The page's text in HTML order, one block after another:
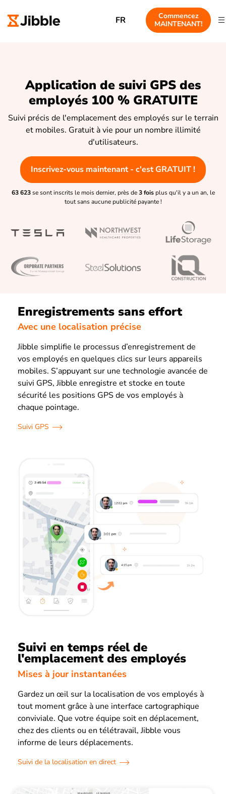
FR
Commencez
MAINTENANT!
Application de suivi GPS des
employés 100 % GRATUITE
Suivi précis de l'emplacement des employés sur le terrain
et mobiles. Gratuit à vie pour un nombre illimité
d'utilisateurs.
Inscrivez-vous maintenant - c'est GRATUIT !
63 623 se sont inscrits le mois dernier, près de 3 fois plus qu'il y a un an, le
tout sans aucune publicité payante !
Enregistrements sans effort
Avec une localisation précise
Jibble simplifie le processus d’enregistrement de
vos employés en quelques clics sur leurs appareils
mobiles. S’appuyant sur une technologie avancée de
suivi GPS, Jibble enregistre et stocke en toute
sécurité les positions GPS de vos employés à
chaque pointage.
Suivi GPS
Suivi en temps réel de
l'emplacement des employés
Mises à jour instantanées
Gardez un œil sur la localisation de vos employés à
tout moment grâce à une interface cartographique
conviviale. Que votre équipe soit en déplacement,
chez des clients ou en télétravail, Jibble vous
informe de leurs déplacements.
Suivi de la localisation en direct